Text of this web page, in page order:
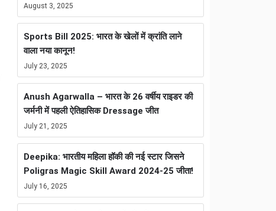
August 3, 2025
Sports Bill 2025: भारत के खेलों में क्रांति लाने
वाला नया कानून!
July 23, 2025
Anush Agarwalla – भारत के 26 वर्षीय राइडर की
जर्मनी में पहली ऐतिहासिक Dressage जीत
July 21, 2025
Deepika: भारतीय महिला हॉकी की नई स्टार जिसने
Poligras Magic Skill Award 2024-25 जीता!
July 16, 2025